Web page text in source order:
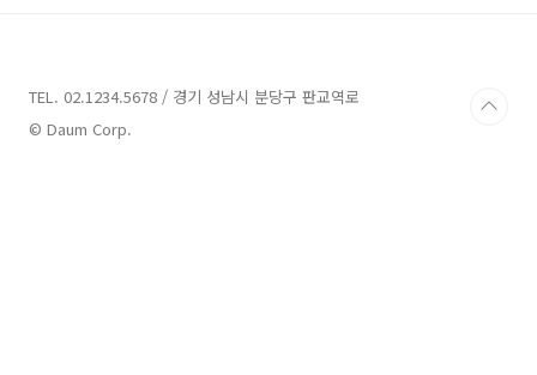
TEL. 02.1234.5678 / 경기 성남시 분당구 판교역로
© Daum Corp.